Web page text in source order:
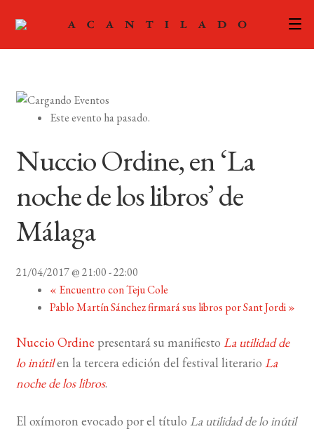
PODCAST
LA EDITORIAL
CONTACTO
MI CUENTA
BUSCAR
Este evento ha pasado.
Nuccio Ordine, en ‘La
noche de los libros’ de
Málaga
21/04/2017 @ 21:00-22:00
« Encuentro con Teju Cole
Pablo Martín Sánchez firmará sus libros por Sant Jordi»
Nuccio Ordine presentará su manifiesto La utilidad de
lo inútilen la tercera edición del festival literario La
noche de los libros.
El oxímoron evocado por el título La utilidad de lo inútil